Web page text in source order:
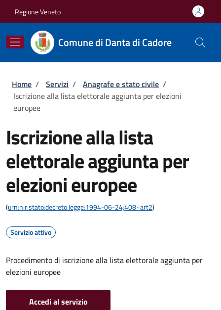
Regione Veneto
Comune di Danta di Cadore
Briciole di pane
Home / Servizi / Anagrafe e stato civile /
Iscrizione alla lista elettorale aggiunta per elezioni
europee
Iscrizione alla lista
elettorale aggiunta per
elezioni europee
(urn:nir:stato:decreto.legge:1994-06-24;408~art2)
Servizio attivo
Procedimento di iscrizione alla lista elettorale aggiunta per
elezioni europee
Accedi al servizio